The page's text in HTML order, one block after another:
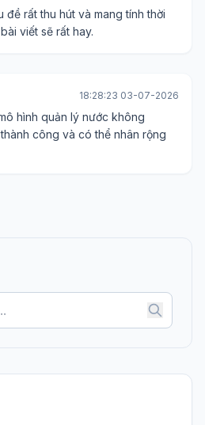
đề rất thu hút và mang tính thời
viết sẽ rất hay.
18:28:23 03-07-2026
hình quản lý nước không
công và có thể nhân rộng